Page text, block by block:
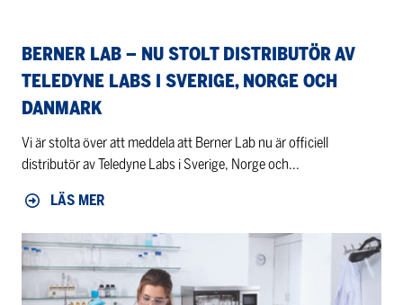
Norge
och
Danmark
BERNER LAB – NU STOLT DISTRIBUTÖR AV
TELEDYNE LABS I SVERIGE, NORGE OCH
DANMARK
Vi är stolta över att meddela att Berner Lab nu är officiell
distributör av Teledyne Labs i Sverige, Norge och...
LÄS MER
Gratis
seminarium